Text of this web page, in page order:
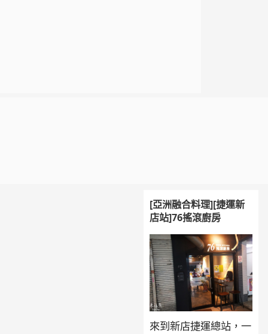
[亞洲融合料理][捷運新
店站]76搖滾廚房
來到新店捷運總站，一